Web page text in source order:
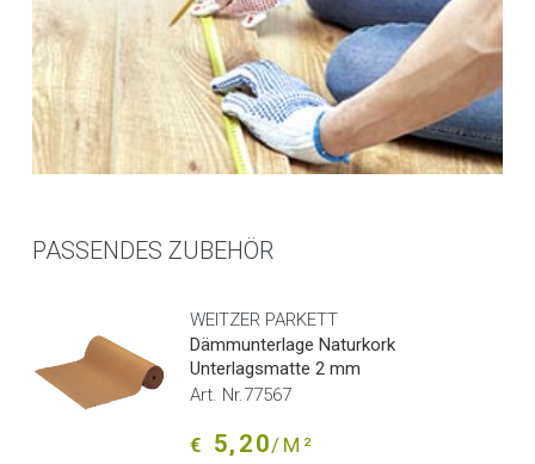
PASSENDES ZUBEHÖR
WEITZER PARKETT
Dämmunterlage Naturkork
Unterlagsmatte 2 mm
Art. Nr.77567
€ 5,20/M²